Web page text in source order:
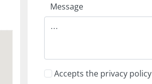
Message
Accepts the privacy policy